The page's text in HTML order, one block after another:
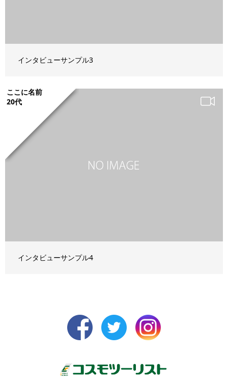
インタビューサンプル3
ここに名前
20代
インタビューサンプル4